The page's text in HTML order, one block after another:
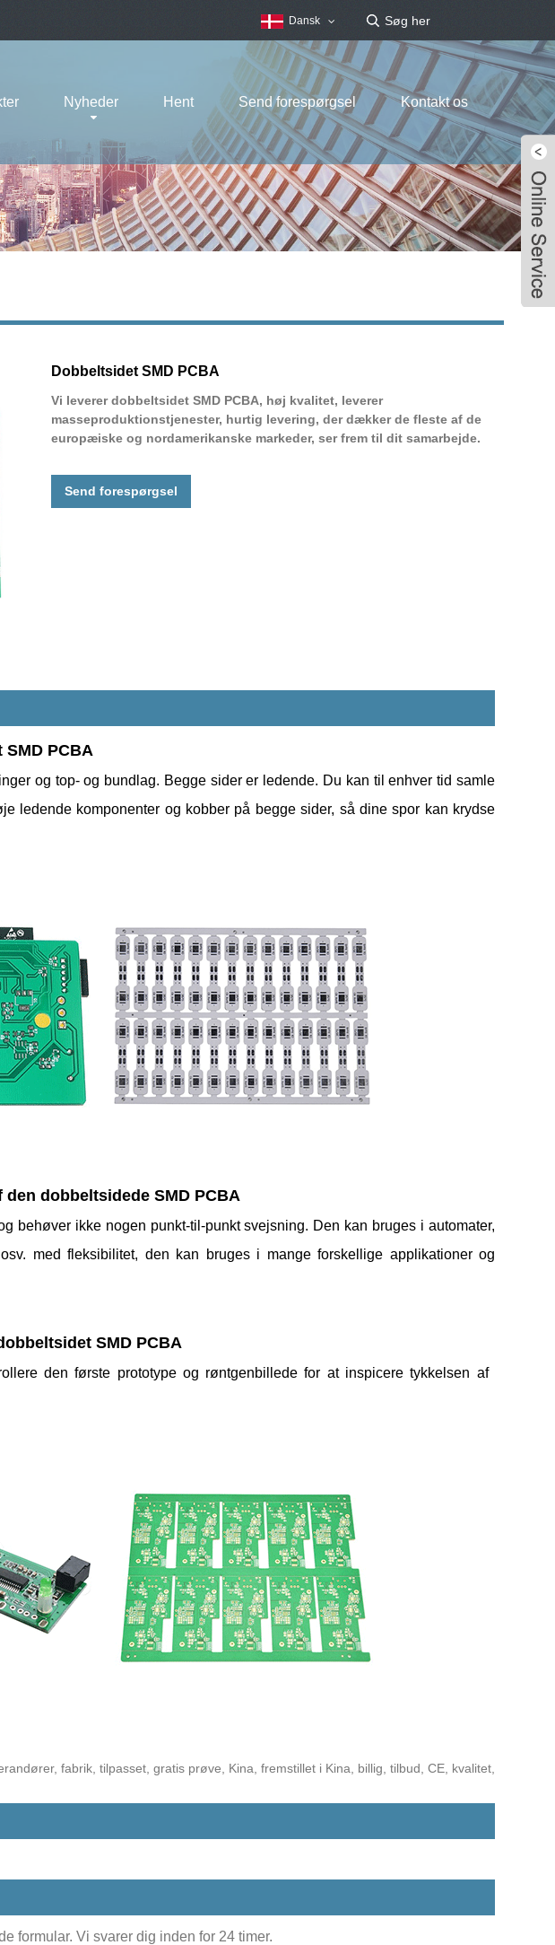
Dansk
Nyheder Hent Send forespørgsel Kontakt os
Dobbeltsidet SMD PCBA
Vi leverer dobbeltsidet SMD PCBA, høj kvalitet, leverer
masseproduktionstjenester, hurtig levering, der dækker de fleste af de
europæiske og nordamerikanske markeder, ser frem til dit samarbejde.
Send forespørgsel
PCBA
og top- og bundlag. Begge sider er ledende. Du kan til enhver tid samle
ledende komponenter og kobber på begge sider, så dine spor kan krydse
dobbeltsidede SMD PCBA
behøver ikke nogen punkt-til-punkt svejsning. Den kan bruges i automater,
med fleksibilitet, den kan bruges i mange forskellige applikationer og
SMD PCBA
den første prototype og røntgenbillede for at inspicere tykkelsen af
fabrik, tilpasset, gratis prøve, Kina, fremstillet i Kina, billig, tilbud, CE, kvalitet,
formular. Vi svarer dig inden for 24 timer.